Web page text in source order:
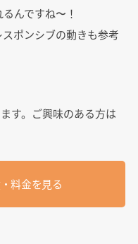
んですね〜！
ポンシブの動きも参考
す。ご興味のある方は
料金を見る